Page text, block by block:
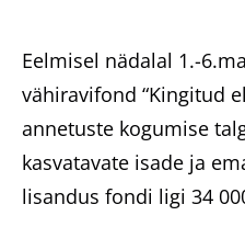
Eelmisel nädalal 1.-
vähiravifond “Kingitud
annetuste kogumise
kasvatavate isade ja
lisandus fondi ligi 34